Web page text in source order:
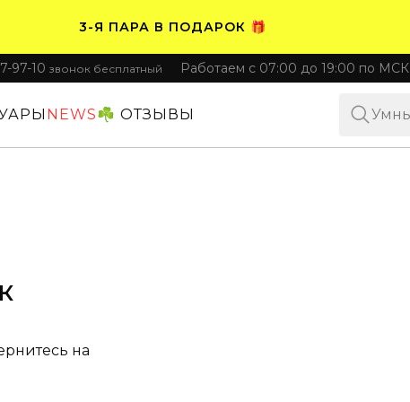
3-Я ПАРА В ПОДАРОК 🎁
ПЛАТИТЕ ЧАСТЯМИ. НОСИТЕ СРАЗУ 🛒
97-10 звонок бесплатный Работаем с 07:00 до 19:00 по МСК
NEWS☘️ ОТЗЫВЫ
на